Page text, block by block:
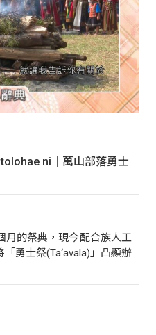
ni｜萬山部落勇士
月的祭典，現今配合族人工
勇士祭(Ta‘avala)」凸顯辦